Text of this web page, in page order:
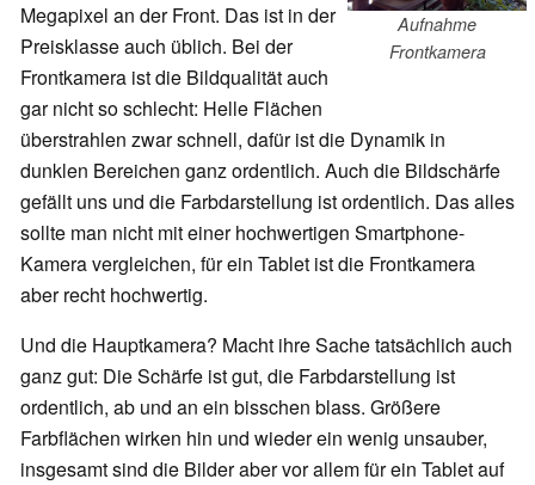
Aufnahme
Frontkamera
Megapixel an der Front. Das ist in der
Preisklasse auch üblich. Bei der
Frontkamera ist die Bildqualität auch
gar nicht so schlecht: Helle Flächen
überstrahlen zwar schnell, dafür ist die Dynamik in
dunklen Bereichen ganz ordentlich. Auch die Bildschärfe
gefällt uns und die Farbdarstellung ist ordentlich. Das alles
sollte man nicht mit einer hochwertigen Smartphone-
Kamera vergleichen, für ein Tablet ist die Frontkamera
aber recht hochwertig.
Und die Hauptkamera? Macht ihre Sache tatsächlich auch
ganz gut: Die Schärfe ist gut, die Farbdarstellung ist
ordentlich, ab und an ein bisschen blass. Größere
Farbflächen wirken hin und wieder ein wenig unsauber,
insgesamt sind die Bilder aber vor allem für ein Tablet auf